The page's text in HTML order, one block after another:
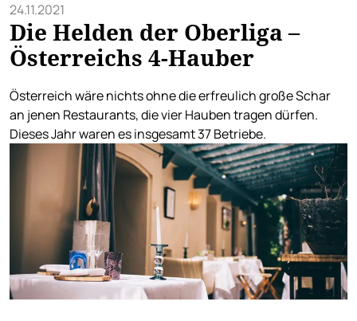
24.11.2021
Die Helden der Oberliga –
Österreichs 4-Hauber
Österreich wäre nichts ohne die erfreulich große Schar
an jenen Restaurants, die vier Hauben tragen dürfen.
Dieses Jahr waren es insgesamt 37 Betriebe.